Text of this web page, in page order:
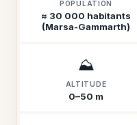
POPULATION
≈ 30 000 habitants
(Marsa-Gammarth)
⛰️
ALTITUDE
0–50 m